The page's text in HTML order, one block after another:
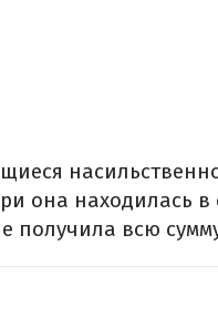
она находилась в
получила всю